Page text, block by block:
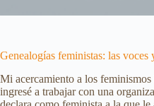
Genealogías feministas: las voces
Mi acercamiento a los
ingresé a trabajar con una